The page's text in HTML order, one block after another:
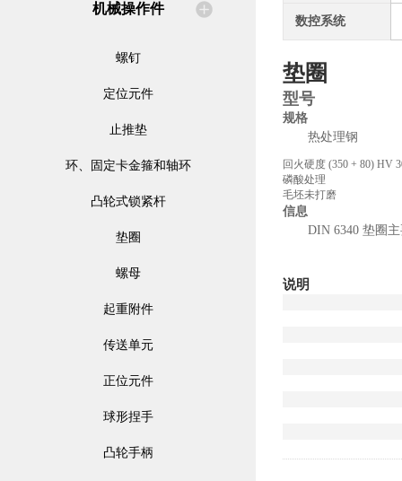
机械操作件
螺钉
定位元件
止推垫
环、固定卡金箍和轴环
凸轮式锁紧杆
垫圈
螺母
起重附件
传送单元
正位元件
球形捏手
凸轮手柄
数控系统
垫圈
型号
规格
热处理钢
回火硬度 (350 + 80) HV
磷酸处理
毛坯未打磨
信息
DIN 6340 垫圈
说明